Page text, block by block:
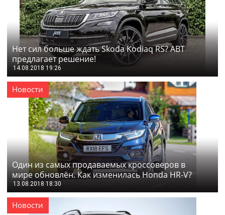
Нет сил больше ждать Skoda Kodiaq RS? ABT
предлагает решение!
14.08.2018 19:26
Новости
Один из самых продаваемых кроссоверов в
мире обновлён. Как изменилась Honda HR-V?
13.08.2018 18:30
Новости